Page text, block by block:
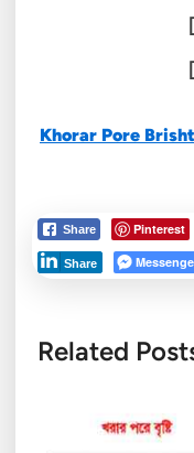
Khorar Pore
Share Pinterest
Share
Related